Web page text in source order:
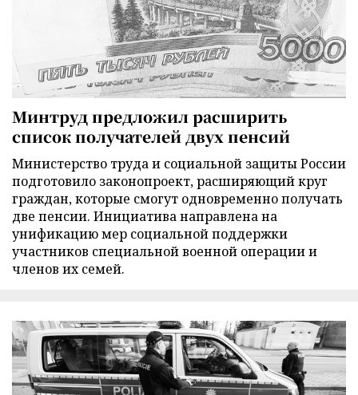
Минтруд предложил расширить
список получателей двух пенсий
Министерство труда и социальной защиты России
подготовило законопроект, расширяющий круг
граждан, которые смогут одновременно получать
две пенсии. Инициатива направлена на
унификацию мер социальной поддержки
участников специальной военной операции и
членов их семей.